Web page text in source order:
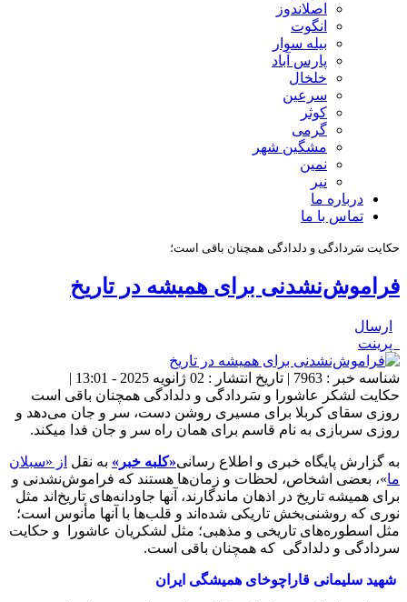
اصلاندوز
انگوت
بیله سوار
پارس آباد
خلخال
سرعین
کوثر
گرمی
مشگین شهر
نمین
نیر
درباره ما
تماس با ما
حکایت سَردادگی و دلدادگی همچنان باقی است؛
فراموش‌نشدنی برای همیشه در تاریخ
ارسال
پرینت
شناسه خبر : 7963 | تاریخ انتشار : 02 ژانویه 2025 - 13:01 |
حکایت لشکر عاشورا و سَردادگی و دلدادگی همچنان باقی است
روزی سقای کربلا برای مسیری روشن دست، سر و جان می‌دهد و
روزی سربازی به نام قاسم برای همان راه سر و جان فدا می‎کند.
به گزارش پایگاه خبری و اطلاع رسانی«کلبه خبر» به نقل از «سبلان
ما»، بعضی اشخاص، لحظات و زمان‌ها هستند که فراموش‌نشدنی و
برای همیشه تاریخ در اذهان ماندگارند، آنها جاودانه‌های تاریخ‌اند مثل
نوری که روشنی‌بخش تاریکی شده‌اند و قلب‌ها با آنها مأنوس است؛
مثل اسطوره‌های تاریخی و مذهبی؛ مثل لشکریان عاشورا و حکایت
سردادگی و دلدادگی که همچنان باقی است.
شهید سلیمانی قاراچوخای همیشگی ایران